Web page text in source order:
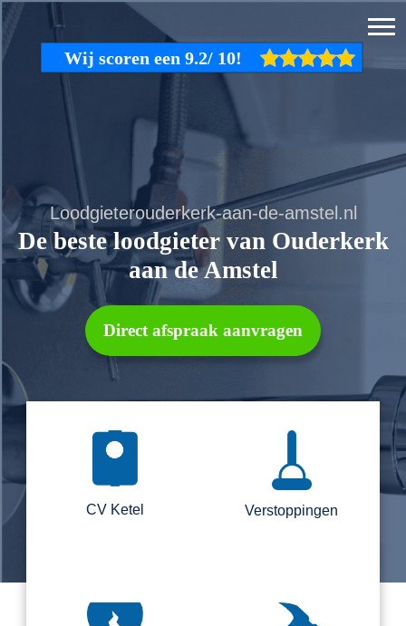
Loodgieterouderkerk-aan-de-amstel.nl
De beste loodgieter van Ouderkerk
aan de Amstel
Direct afspraak aanvragen
CV Ketel Verstoppingen